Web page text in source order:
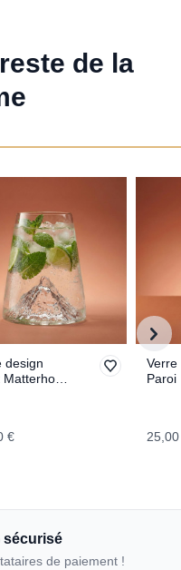
de la
design
€
Verre
Paroi
sécurisé
de paiement !